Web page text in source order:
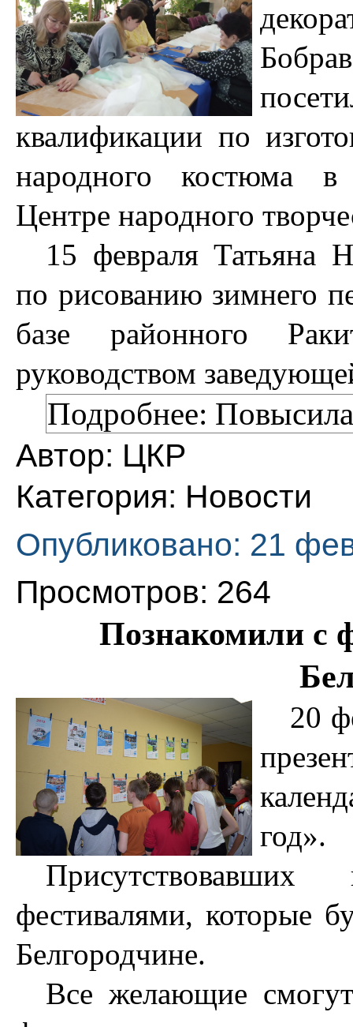
квалификации по
народного костюма в
Центре народного
15 февраля Татьяна
по рисованию зимнего
базе районного
руководством
Подробнее:
Автор: ЦКР
Категория: Новости
Опубликовано: 21
Просмотров: 264
Познакомили с
20
год».
фестивалями, которые
Белгородчине.
Все желающие